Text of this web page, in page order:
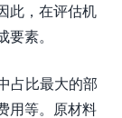
此，在评估机
素。
占比最大的部
用等。原材料